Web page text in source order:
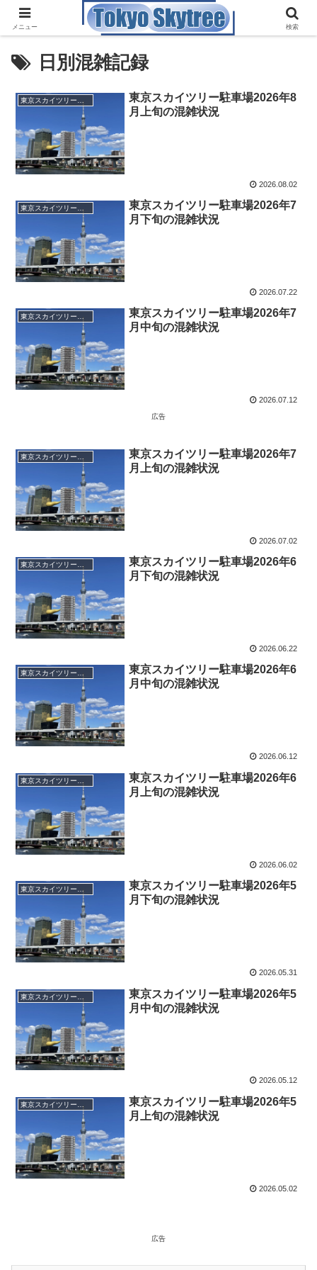
日別混雑記録
東京スカイツリー駐車場2026年8
月上旬の混雑状況
2026.08.02
東京スカイツリータウン駐車場
東京スカイツリー駐車場2026年7
月下旬の混雑状況
2026.07.22
東京スカイツリータウン駐車場
東京スカイツリー駐車場2026年7
月中旬の混雑状況
2026.07.12
広告
東京スカイツリー駐車場2026年7
月上旬の混雑状況
2026.07.02
東京スカイツリータウン駐車場
東京スカイツリー駐車場2026年6
月下旬の混雑状況
2026.06.22
東京スカイツリータウン駐車場
東京スカイツリー駐車場2026年6
月中旬の混雑状況
2026.06.12
東京スカイツリー駐車場2026年6
月上旬の混雑状況
2026.06.02
東京スカイツリータウン駐車場
東京スカイツリー駐車場2026年5
月下旬の混雑状況
2026.05.31
東京スカイツリー駐車場2026年5
月中旬の混雑状況
2026.05.12
東京スカイツリータウン駐車場
東京スカイツリー駐車場2026年5
月上旬の混雑状況
2026.05.02
広告
メニュー 検索